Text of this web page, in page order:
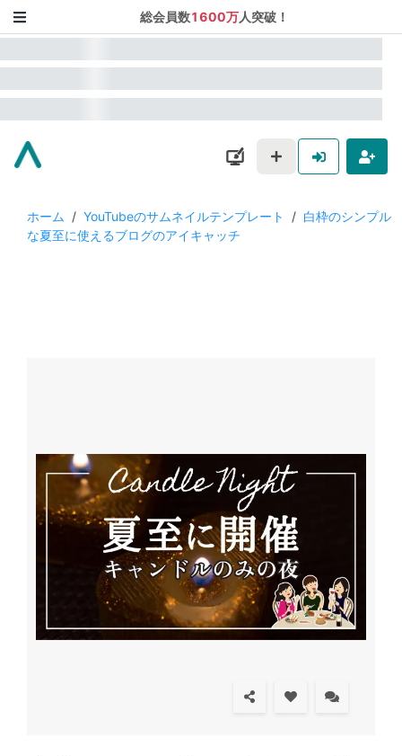
総会員数1600万人突破！
ホーム / YouTubeのサムネイルテンプレート / 白枠のシンプル
な夏至に使えるブログのアイキャッチ